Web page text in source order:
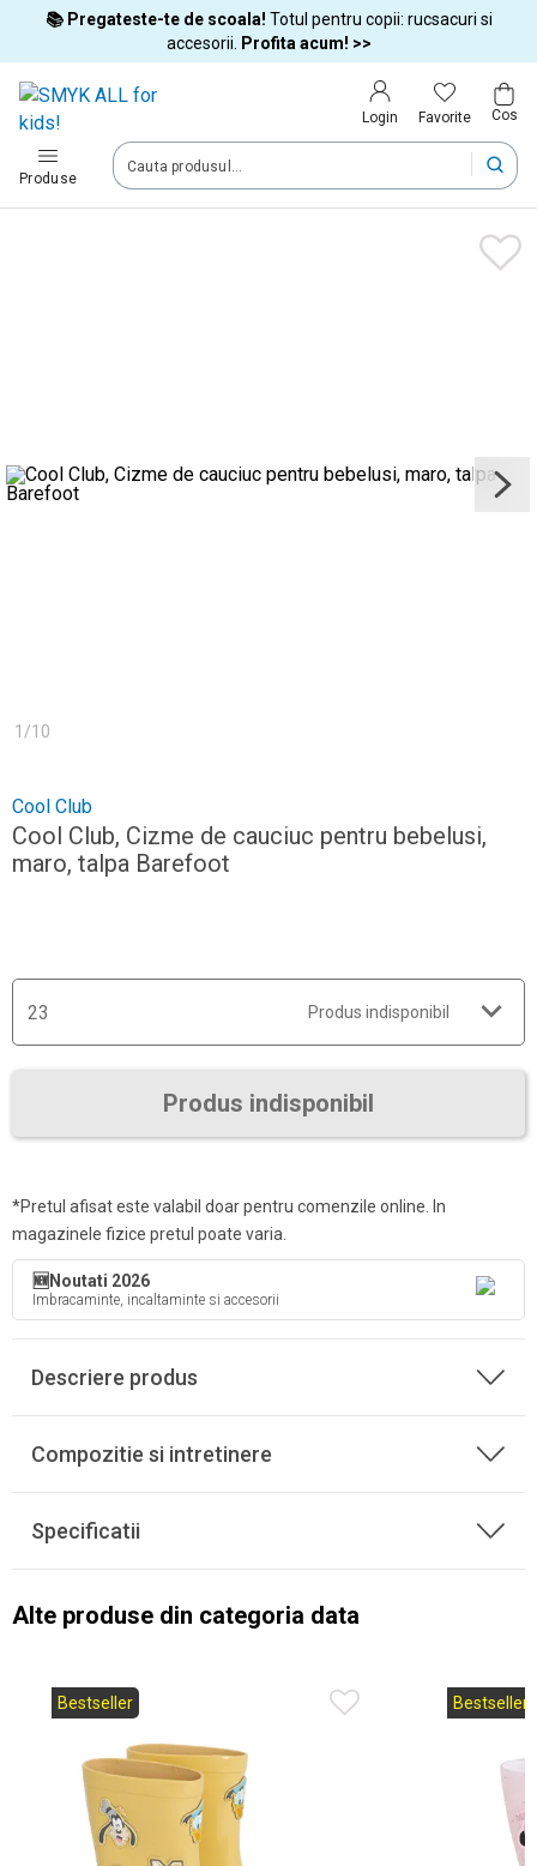
📚 Pregateste-te de scoala! Totul pentru copii: rucsacuri si
accesorii.
Profita acum! >>
Login Favorite Cos
Produse
Tara si limba
Alege tara si treci la cumparaturi
România (Romania)
Dupa schimbarea tarii, unele produse pot fi eliminate din cos
1 /10
Cool Club
Cool Club, Cizme de cauciuc pentru bebelusi,
maro, talpa Barefoot
23 Produs indisponibil
Produs indisponibil
*Pretul afisat este valabil doar pentru comenzile online. In
magazinele fizice pretul poate varia.
🆕Noutati 2026
Imbracaminte, incaltaminte si accesorii
Descriere produs
Compozitie si intretinere
Specificatii
Alte produse din categoria data
Bestseller Bestseller